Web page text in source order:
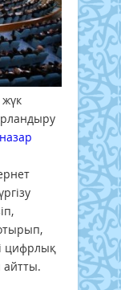
назар
цифрлық
айтты.